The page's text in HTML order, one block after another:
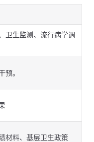
卫生监测、流行病学调
预。
材料、基层卫生政策